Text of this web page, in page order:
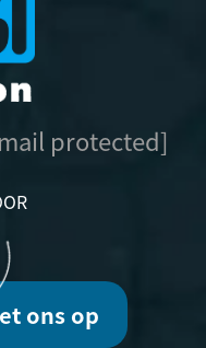
protected]
ons op